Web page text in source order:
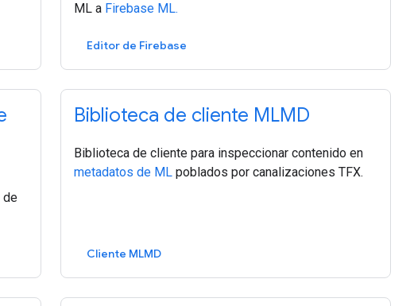
ML a Firebase ML.
Editor de Firebase
de
Biblioteca de cliente MLMD
Biblioteca de cliente para inspeccionar contenido en
metadatos de ML poblados por canalizaciones TFX.
Cliente MLMD